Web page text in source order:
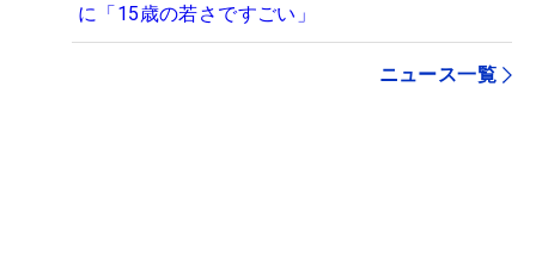
に「15歳の若さですごい」
ニュース一覧